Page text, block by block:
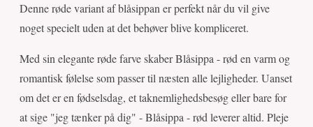
Denne røde variant af blåsippan er perfekt når du vil give
noget specielt uden at det behøver blive kompliceret.
Med sin elegante røde farve skaber Blåsippa - rød en varm og
romantisk følelse som passer til næsten alle lejligheder. Uanset
om det er en fødselsdag, et taknemlighedsbesøg eller bare for
at sige "jeg tænker på dig" - Blåsippa - rød leverer altid. Pleje